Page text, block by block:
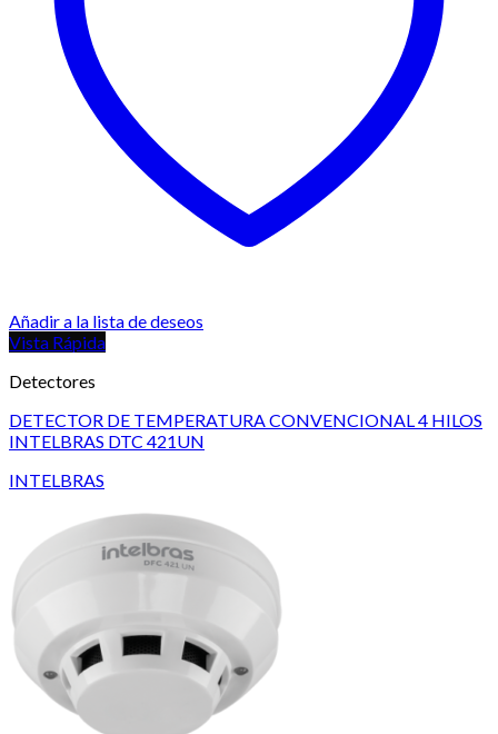
Añadir a la lista de deseos
Vista Rápida
Detectores
DETECTOR DE TEMPERATURA CONVENCIONAL 4 HILOS
INTELBRAS DTC 421UN
INTELBRAS